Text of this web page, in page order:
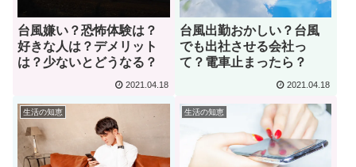
台風嫌い？恐怖体験は？
好きな人は？デメリット
は？少ないとどうなる？
2021.04.18
台風出勤おかしい？台風
でも出社させる会社っ
て？電車止まったら？
2021.04.18
生活の知恵 生活の知恵